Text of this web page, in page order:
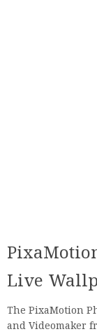
Live
The PixaMotion
and Videomaker